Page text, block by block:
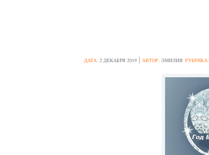
ДАТА: 2 ДЕКАБРЯ 2019 АВТОР: ЭМИЛИЯ РУБРИКА: